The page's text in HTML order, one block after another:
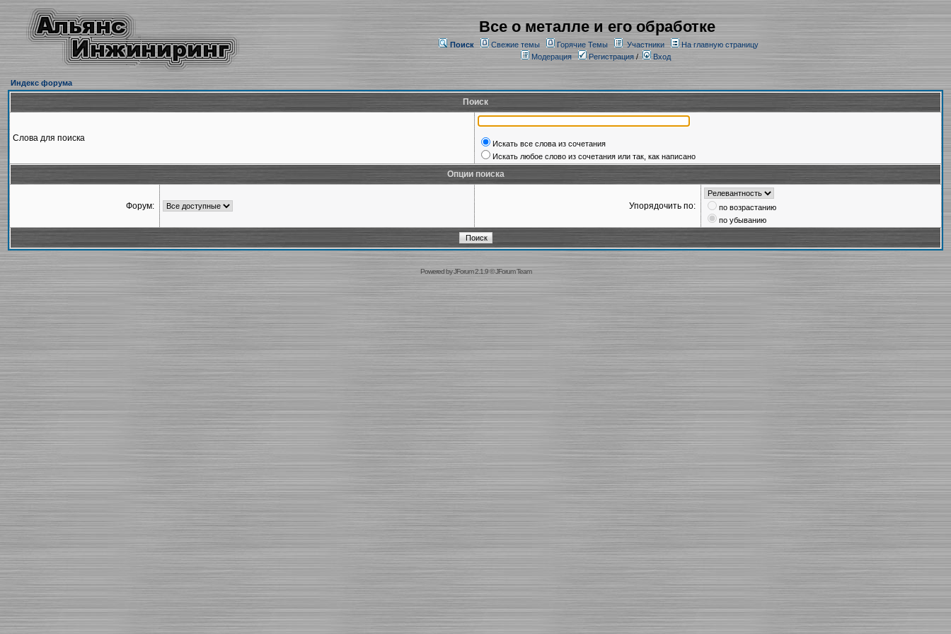
Все о металле и его обработке
Поиск Свежие темы Горячие Темы Участники
На главную страницу
Модерация
Регистрация/ Вход
Индекс форума
Поиск
Слова для поиска
Искать все слова из сочетания
Искать любое слово из сочетания или так, как написано
Опции поиска
Форум: Упорядочить по:
по возрастанию
по убыванию
Powered byJForum 2.1.9©JForum Team